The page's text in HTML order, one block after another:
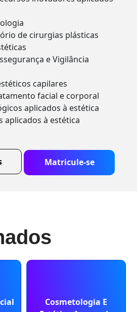
de cirurgias plásticas
e Vigilância
capilares
facial e corporal
aplicados à estética
aplicados à estética
Matricule-se
Cosmetologia E